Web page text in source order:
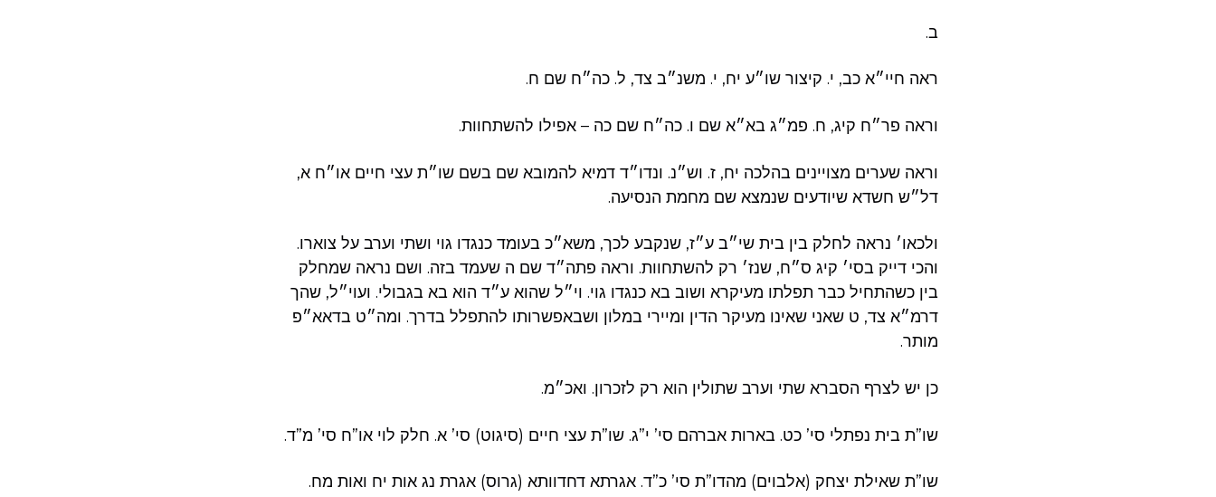
ב.
ראה חיי״א כב, י. קיצור שו״ע יח, י. משנ״ב צד, ל. כה״ח שם ח.
וראה פר״ח קיג, ח. פמ״ג בא״א שם ו. כה״ח שם כה – אפילו להשתחוות.
וראה שערים מצויינים בהלכה יח, ז. וש״נ. ונדו״ד דמיא להמובא שם בשם שו״ת עצי חיים או״ח א,
דל״ש חשדא שיודעים שנמצא שם מחמת הנסיעה.
ולכאו׳ נראה לחלק בין בית שי״ב ע״ז, שנקבע לכך, משא״כ בעומד כנגדו גוי ושתי וערב על צוארו.
והכי דייק בסי׳ קיג ס״ח, שנז׳ רק להשתחוות. וראה פתה״ד שם ה שעמד בזה. ושם נראה שמחלק
בין כשהתחיל כבר תפלתו מעיקרא ושוב בא כנגדו גוי. וי״ל שהוא ע״ד הוא בא בגבולי. ועוי״ל, שהך
דרמ״א צד, ט שאני שאינו מעיקר הדין ומיירי במלון ושבאפשרותו להתפלל בדרך. ומה״ט בדאא״פ
מותר.
כן יש לצרף הסברא שתי וערב שתולין הוא רק לזכרון. ואכ״מ.
שו”ת בית נפתלי סי’ כט. בארות אברהם סי’ י”ג. שו”ת עצי חיים (סיגוט) סי’ א. חלק לוי או”ח סי’ מ”ד.
שו”ת שאילת יצחק (אלבוים) מהדו”ת סי’ כ”ד. אגרתא דחדוותא (גרוס) אגרת נג אות יח ואות מח.